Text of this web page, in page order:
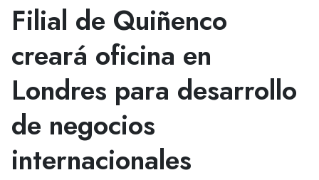
Filial de Quiñenco
creará oficina en
Londres para desarrollo
de negocios
internacionales